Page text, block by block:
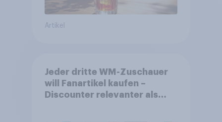
Artikel
Jeder dritte WM-Zuschauer
will Fanartikel kaufen –
Discounter relevanter als